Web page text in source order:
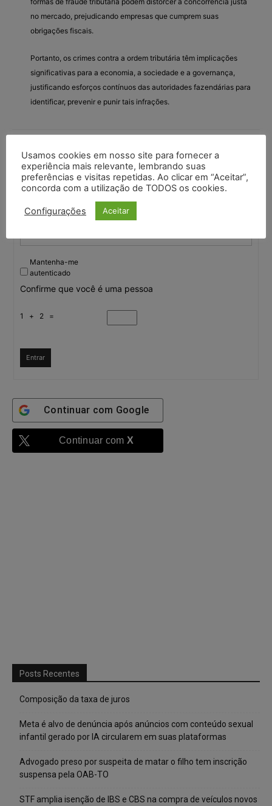
no mercado, prejudicando empresas que cumprem suas
obrigações fiscais.
Portanto, os crimes contra a ordem tributária têm implicações
significativas para a economia, a sociedade e a governança,
justificando esforços contínuos das autoridades fazendárias para
identificar, prevenir e punir tais infrações.
Você deve fazer login para responder a este tópico.
Nome de usuário:
Mantenha-me
autenticado
Confirme que você é uma pessoa
1 + 2 =
Entrar
Continuar com Google
Continuar com X
Posts Recentes
Composição da taxa de juros
Meta é alvo de denúncia após anúncios com conteúdo sexual
infantil gerado por IA circularem em suas plataformas
Advogado preso por suspeita de matar o filho tem inscrição
suspensa pela OAB-TO
STF amplia isenção de IBS e CBS na compra de veículos novos
Usamos cookies em nosso site para fornecer a
experiência mais relevante, lembrando suas
preferências e visitas repetidas. Ao clicar em “Aceitar”,
concorda com a utilização de TODOS os cookies.
Configurações Aceitar